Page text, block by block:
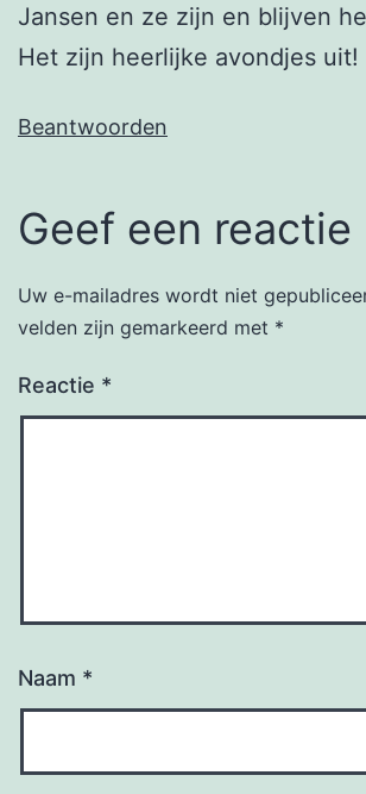
Jansen en ze zijn en blijven
Het zijn heerlijke avondjes uit!
Beantwoorden
Geef een reactie
Uw e-mailadres wordt niet
velden zijn gemarkeerd met *
Reactie *
Naam *